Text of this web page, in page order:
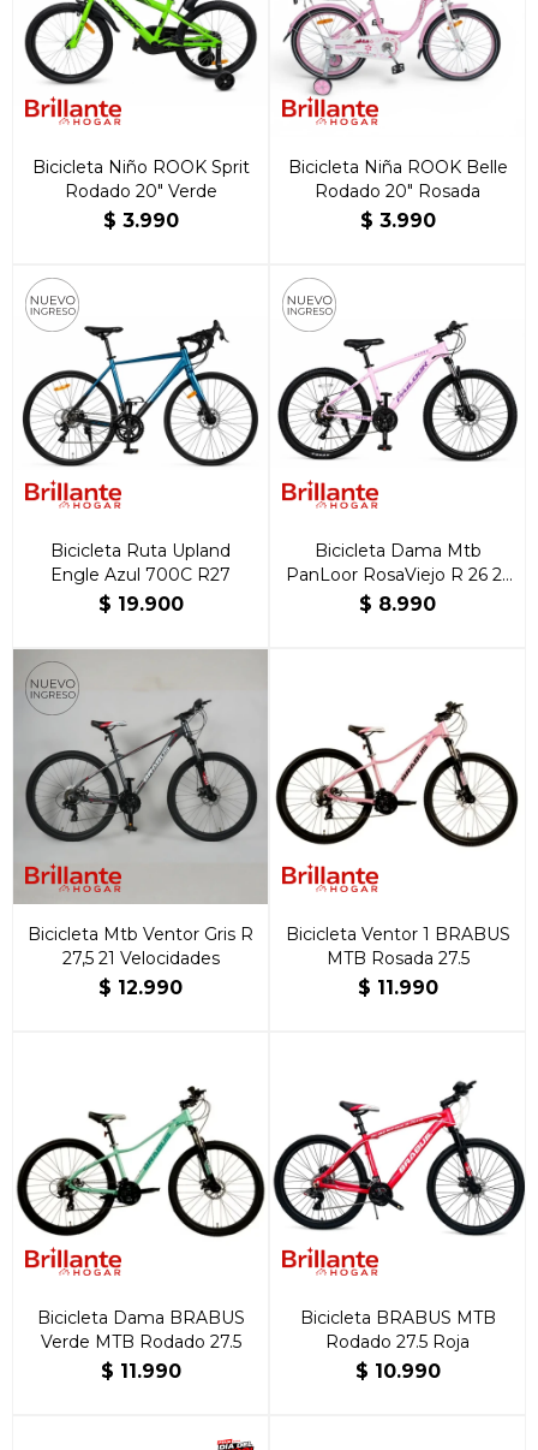
Bicicleta Niño ROOK Sprit
Rodado 20″ Verde
$ 3.990
Bicicleta Niña ROOK Belle
Rodado 20″ Rosada
$ 3.990
Bicicleta Ruta Upland
Engle Azul 700C R27
$ 19.900
Bicicleta Dama Mtb
PanLoor RosaViejo R 26 21
Velocidades
$ 8.990
Bicicleta Mtb Ventor Gris R
27,5 21 Velocidades
$ 12.990
Bicicleta Ventor 1 BRABUS
MTB Rosada 27.5
$ 11.990
Bicicleta Dama BRABUS
Verde MTB Rodado 27.5
$ 11.990
Bicicleta BRABUS MTB
Rodado 27.5 Roja
$ 10.990